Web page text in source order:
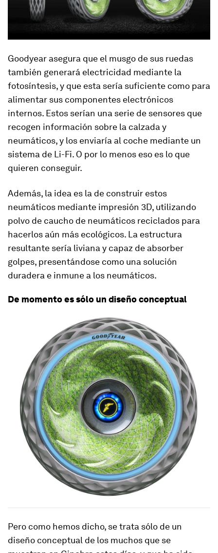
Goodyear asegura que el musgo de sus ruedas
también generará electricidad mediante la
fotosíntesis, y que esta sería suficiente como para
alimentar sus componentes electrónicos
internos. Estos serían una serie de sensores que
recogen información sobre la calzada y
neumáticos, y los enviaría al coche mediante un
sistema de Li-Fi. O por lo menos eso es lo que
quieren conseguir.
Además, la idea es la de construir estos
neumáticos mediante impresión 3D, utilizando
polvo de caucho de neumáticos reciclados para
hacerlos aún más ecológicos. La estructura
resultante sería liviana y capaz de absorber
golpes, presentándose como una solución
duradera e inmune a los neumáticos.
De momento es sólo un diseño conceptual
Pero como hemos dicho, se trata sólo de un
diseño conceptual de los muchos que se